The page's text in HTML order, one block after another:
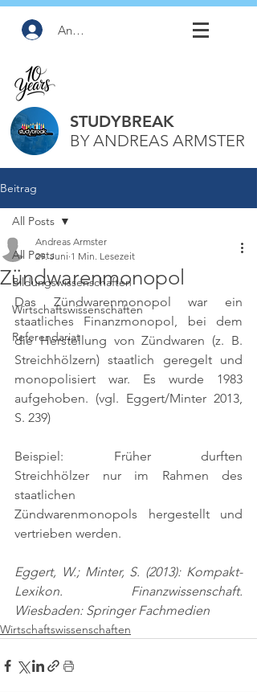
Anmelden
STUDYBREAK
BY ANDREAS ARMSTER
Beitrag
All Posts
Bildungswissenschaften
Wirtschaftswissenschaften
Referendariat
All Posts
Zündwarenmonopol
Andreas Armster
29. Juni 1 Min. Lesezeit
Das Zündwarenmonopol war ein
staatliches Finanzmonopol, bei dem
die Herstellung von Zündwaren (z. B.
Streichhölzern) staatlich geregelt und
monopolisiert war. Es wurde 1983
aufgehoben. (vgl. Eggert/Minter 2013,
S. 239)
Beispiel: Früher durften
Streichhölzer nur im Rahmen des
staatlichen
Zündwarenmonopols hergestellt und
vertrieben werden.
Eggert, W.; Minter, S. (2013): Kompakt-
Lexikon. Finanzwissenschaft.
Wiesbaden: Springer Fachmedien
Wirtschaftswissenschaften